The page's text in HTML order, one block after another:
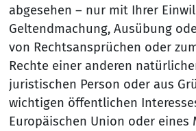
abgesehen – nur mit Ihrer
Geltendmachung, Ausübung
von Rechtsansprüchen oder
Rechte einer anderen
juristischen Person oder aus
wichtigen öffentlichen
Europäischen Union oder eines